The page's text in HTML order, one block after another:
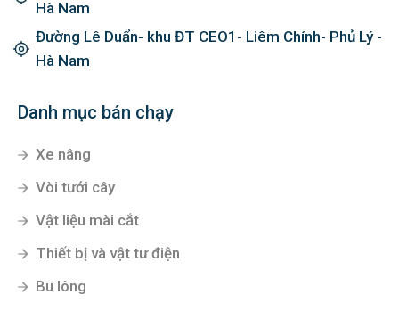
Hà Nam
Đường Lê Duẩn- khu ĐT CEO1- Liêm Chính- Phủ Lý -
Hà Nam
Danh mục bán chạy
Xe nâng
Vòi tưới cây
Vật liệu mài cắt
Thiết bị và vật tư điện
Bu lông